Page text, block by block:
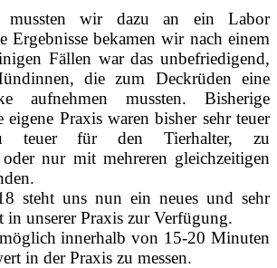
mussten wir dazu an ein Labor
Ergebnisse bekamen wir nach einem
Fällen war das unbefriedigend,
die zum Deckrüden eine
aufnehmen mussten. Bisherige
Praxis waren bisher sehr teuer
teuer für den Tierhalter, zu
nur mit mehreren gleichzeitigen
steht uns nun ein neues und sehr
in unserer Praxis zur Verfügung.
innerhalb von 15-20 Minuten
in der Praxis zu messen.